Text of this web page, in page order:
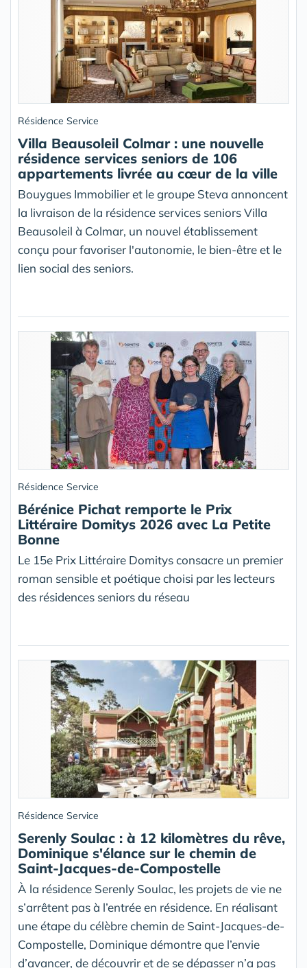
Résidence Service
Villa Beausoleil Colmar : une nouvelle
résidence services seniors de 106
appartements livrée au cœur de la ville
Bouygues Immobilier et le groupe Steva annoncent
la livraison de la résidence services seniors Villa
Beausoleil à Colmar, un nouvel établissement
conçu pour favoriser l'autonomie, le bien-être et le
lien social des seniors.
Résidence Service
Bérénice Pichat remporte le Prix
Littéraire Domitys 2026 avec La Petite
Bonne
Le 15e Prix Littéraire Domitys consacre un premier
roman sensible et poétique choisi par les lecteurs
des résidences seniors du réseau
Résidence Service
Serenly Soulac : à 12 kilomètres du rêve,
Dominique s'élance sur le chemin de
Saint-Jacques-de-Compostelle
À la résidence Serenly Soulac, les projets de vie ne
s’arrêtent pas à l’entrée en résidence. En réalisant
une étape du célèbre chemin de Saint-Jacques-de-
Compostelle, Dominique démontre que l’envie
d’avancer, de découvrir et de se dépasser n’a pas